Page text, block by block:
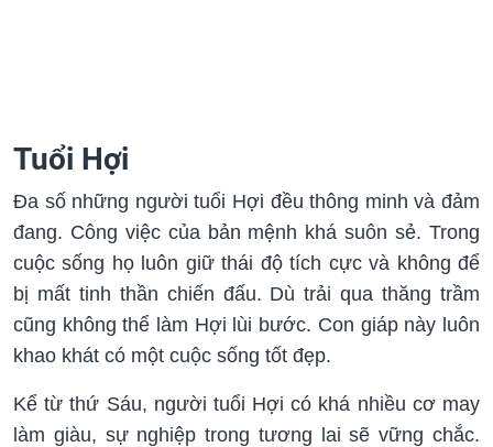
Tuổi Hợi
Đa số những người tuổi Hợi đều thông minh và đảm
đang. Công việc của bản mệnh khá suôn sẻ. Trong
cuộc sống họ luôn giữ thái độ tích cực và không để
bị mất tinh thần chiến đấu. Dù trải qua thăng trầm
cũng không thể làm Hợi lùi bước. Con giáp này luôn
khao khát có một cuộc sống tốt đẹp.
Kể từ thứ Sáu, người tuổi Hợi có khá nhiều cơ may
làm giàu, sự nghiệp trong tương lai sẽ vững chắc.